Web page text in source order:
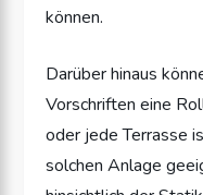
können.
Darüber hinaus
Vorschriften eine
oder jede Terrasse
solchen Anlage